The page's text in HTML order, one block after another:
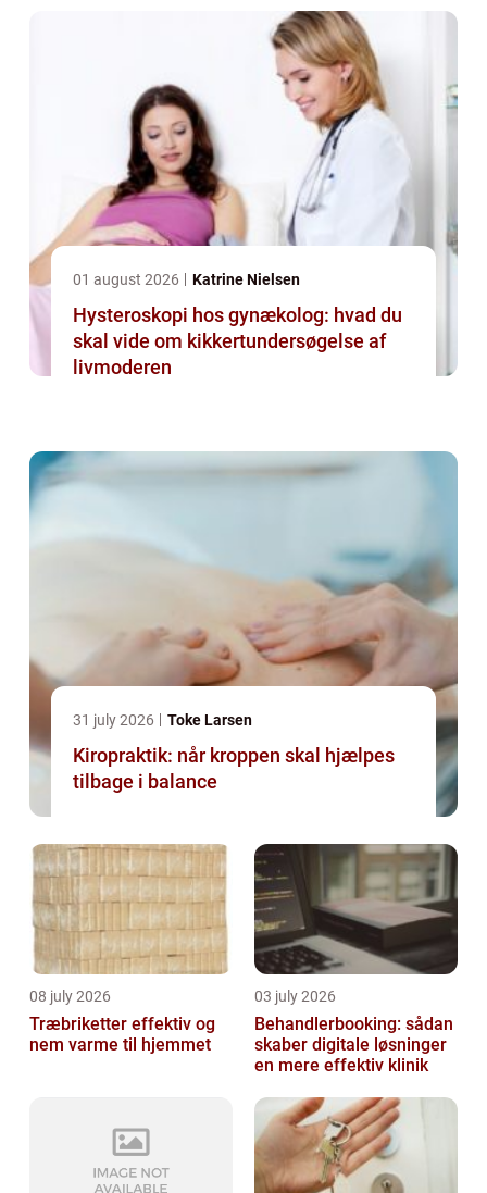
01 august 2026 Katrine Nielsen
Hysteroskopi hos gynækolog: hvad du
skal vide om kikkertundersøgelse af
livmoderen
31 july 2026 Toke Larsen
Kiropraktik: når kroppen skal hjælpes
tilbage i balance
08 july 2026
Træbriketter effektiv og
nem varme til hjemmet
03 july 2026
Behandlerbooking: sådan
skaber digitale løsninger
en mere effektiv klinik